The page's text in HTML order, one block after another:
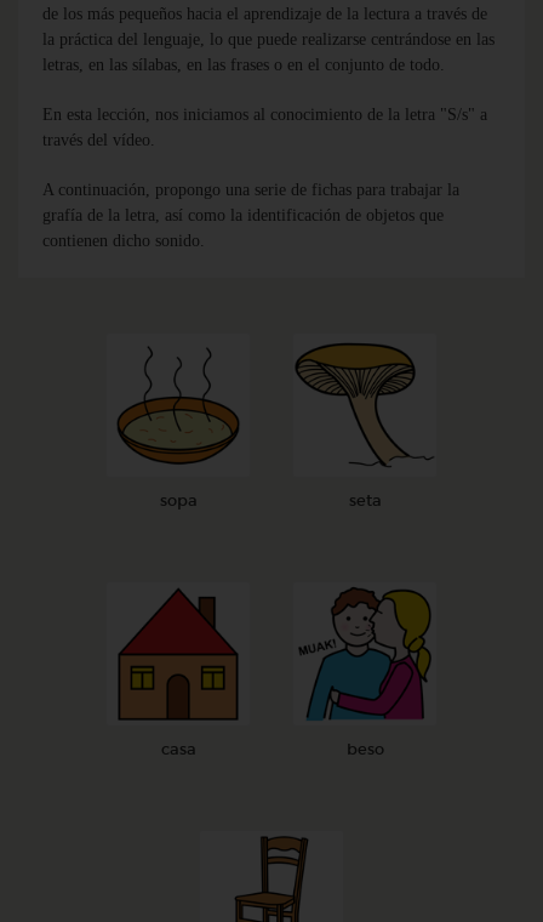
de los más pequeños hacia el aprendizaje de la lectura a través de
la práctica del lenguaje, lo que puede realizarse centrándose en las
letras, en las sílabas, en las frases o en el conjunto de todo.
En esta lección, nos iniciamos al conocimiento de la letra "S/s" a
través del vídeo.
A continuación, propongo una serie de fichas para trabajar la
grafía de la letra, así como la identificación de objetos que
contienen dicho sonido.
sopa seta
casa beso